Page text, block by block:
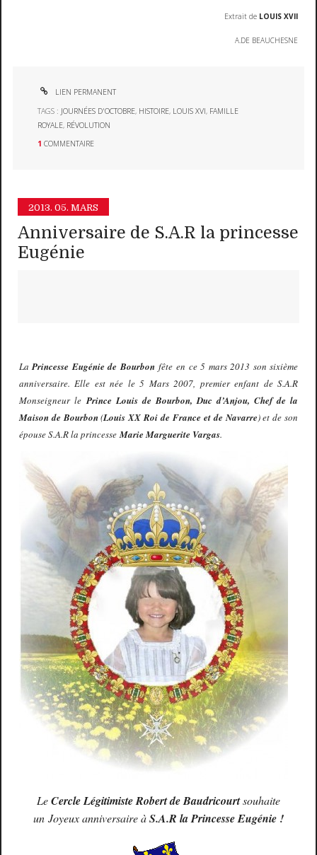
Extrait de LOUIS XVII
A.DE BEAUCHESNE
LIEN PERMANENT
TAGS : JOURNÉES D'OCTOBRE, HISTOIRE, LOUIS XVI, FAMILLE
ROYALE, RÉVOLUTION
1 COMMENTAIRE
2013. 05. MARS
Anniversaire de S.A.R la princesse
Eugénie
LaPrincesse Eugénie de Bourbonfête en ce 5 mars 2013 son sixième
anniversaire. Elle est née le 5 Mars 2007, premier enfant de S.A.R
Monseigneur lePrince Louis de Bourbon, Duc d’Anjou, Chef de la
Maison de Bourbon(Louis XX Roi de France et de Navarre) et de son
épouse S.A.R la princesseMarie Marguerite Vargas.
LeCercle Légitimiste Robert de Baudricourtsouhaite
un Joyeux anniversaire àS.A.R la Princesse Eugénie !